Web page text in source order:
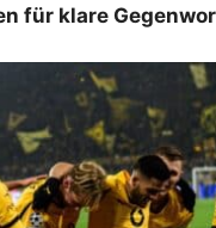
für klare